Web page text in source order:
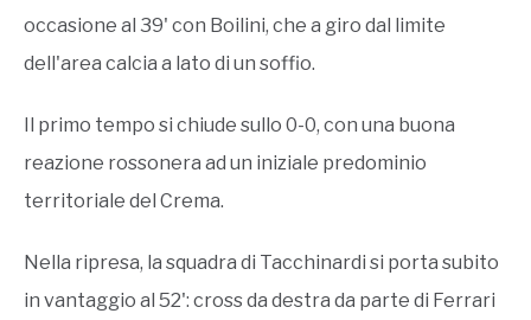
occasione al 39' con Boilini, che a giro dal limite
dell'area calcia a lato di un soffio.
Il primo tempo si chiude sullo 0-0, con una buona
reazione rossonera ad un iniziale predominio
territoriale del Crema.
Nella ripresa, la squadra di Tacchinardi si porta subito
in vantaggio al 52': cross da destra da parte di Ferrari